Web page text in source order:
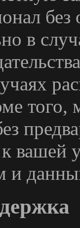
без
в
того,
вашей
и